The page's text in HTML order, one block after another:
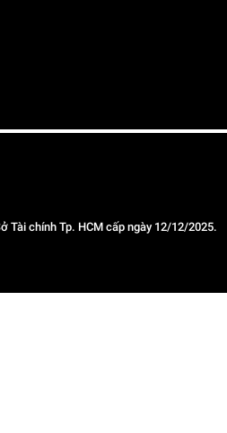
Tài chính Tp. HCM cấp ngày 12/12/2025.